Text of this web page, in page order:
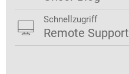
 Schnellzugriff
Remote Support